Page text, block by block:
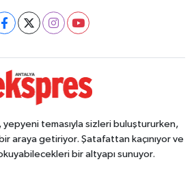
temasıyla sizleri buluştururken,
araya getiriyor. Şatafattan kaçınıyor ve
bir altyapı sunuyor.